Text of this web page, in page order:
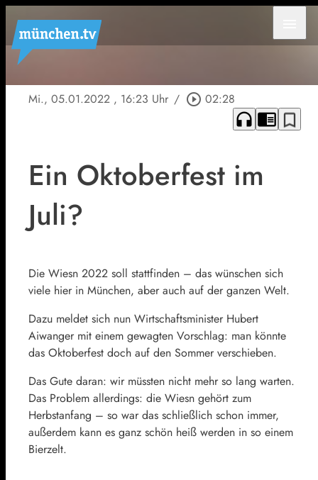
Mi., 05.01.2022 , 16:23 Uhr / play_circle_outline 02:28
headphones chrome_reader_mode bookmark_border
Ein Oktoberfest im
Juli?
Die Wiesn 2022 soll stattfinden – das wünschen sich
viele hier in München, aber auch auf der ganzen Welt.
Dazu meldet sich nun Wirtschaftsminister Hubert
Aiwanger mit einem gewagten Vorschlag: man könnte
das Oktoberfest doch auf den Sommer verschieben.
Das Gute daran: wir müssten nicht mehr so lang warten.
Das Problem allerdings: die Wiesn gehört zum
Herbstanfang – so war das schließlich schon immer,
außerdem kann es ganz schön heiß werden in so einem
Bierzelt.